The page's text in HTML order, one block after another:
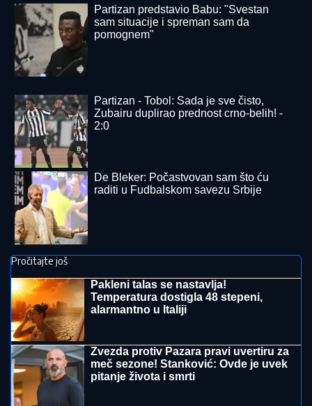
300.000Srba pogledalo snimak! Nastao u čuvenom
jugiću - Za volanom otac poznatih muzičara
udarila na Mustafu i Mevlidu, on se
uključio u program uživo - usledio
evra za Ratkova